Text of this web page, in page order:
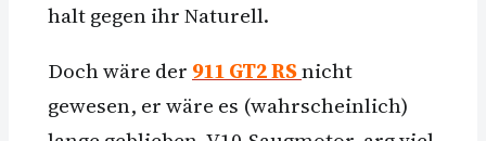
halt gegen ihr Naturell.
Doch wäre der 911 GT2 RSnicht
gewesen, er wäre es (wahrscheinlich)